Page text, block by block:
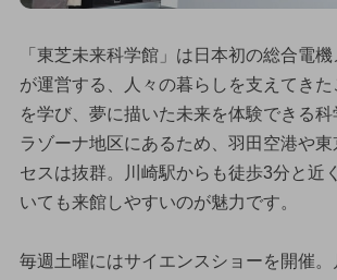
「東芝未来科学館」は日本初の総合電
が運営する、人々の暮らしを支えてき
を学び、夢に描いた未来を体験できる
ラゾーナ地区にあるため、羽田空港や東
セスは抜群。川崎駅からも徒歩3分と近
いても来館しやすいのが魅力です。
毎週土曜にはサイエンスショーを開催